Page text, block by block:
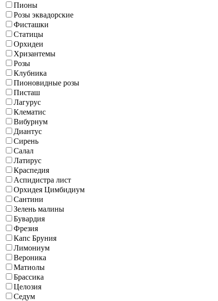
Пионы
Розы эквадорские
Фисташки
Статицы
Орхидеи
Хризантемы
Розы
Клубника
Пионовидные розы
Писташ
Лагурус
Клематис
Вибурнум
Диантус
Сирень
Салал
Латирус
Краспедия
Аспидистра лист
Орхидея Цимбидиум
Сантини
Зелень малины
Бувардия
Фрезия
Капс Бруния
Лимониум
Вероника
Матиолы
Брассика
Целозия
Седум